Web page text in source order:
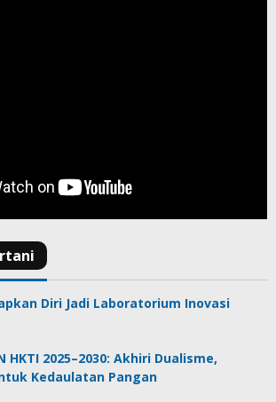
Diri Jadi Laboratorium Inovasi
HKTI 2025–2030: Akhiri Dualisme,
Kedaulatan Pangan